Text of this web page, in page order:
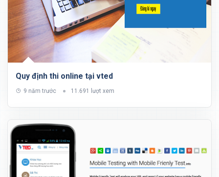
Quy định thi online tại vted
9 năm trước 11.691 lượt xem